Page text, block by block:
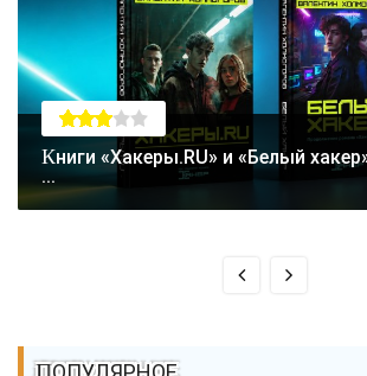
Книги «Хакеры.RU» и «Белый хакер» еще можно
...